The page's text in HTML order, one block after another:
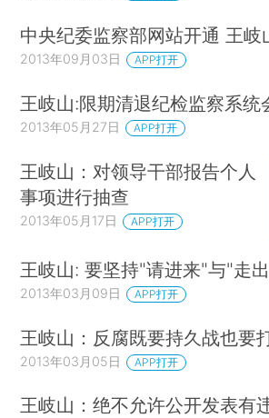
中央纪委监察部网站开通 王岐
2013年09月03日 APP打开
王岐山:限期清退纪检监察系统
2013年05月27日 APP打开
王岐山：对领导干部报告个人
事项进行抽查
2013年05月17日 APP打开
王岐山: 要坚持"请进来"与"走
2013年03月09日 APP打开
王岐山：反腐既要持久战也要
2013年03月05日 APP打开
王岐山：绝不允许公开发表有